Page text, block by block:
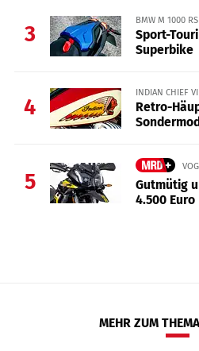
3
BMW M 1000
Sport-
Superbike
4
INDIAN CHIEF
Retro-
5
Gutmütig
4.500 Euro
MEHR ZUM